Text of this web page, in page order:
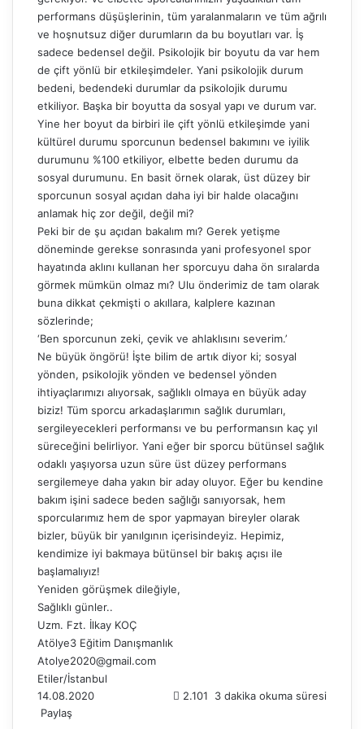
performans düşüşlerinin, tüm yaralanmaların ve tüm ağrılı
ve hoşnutsuz diğer durumların da bu boyutları var. İş
sadece bedensel değil. Psikolojik bir boyutu da var hem
de çift yönlü bir etkileşimdeler. Yani psikolojik durum
bedeni, bedendeki durumlar da psikolojik durumu
etkiliyor. Başka bir boyutta da sosyal yapı ve durum var.
Yine her boyut da birbiri ile çift yönlü etkileşimde yani
kültürel durumu sporcunun bedensel bakımını ve iyilik
durumunu %100 etkiliyor, elbette beden durumu da
sosyal durumunu. En basit örnek olarak, üst düzey bir
sporcunun sosyal açıdan daha iyi bir halde olacağını
anlamak hiç zor değil, değil mi?
Peki bir de şu açıdan bakalım mı? Gerek yetişme
döneminde gerekse sonrasında yani profesyonel spor
hayatında aklını kullanan her sporcuyu daha ön sıralarda
görmek mümkün olmaz mı? Ulu önderimiz de tam olarak
buna dikkat çekmişti o akıllara, kalplere kazınan
sözlerinde;
‘Ben sporcunun zeki, çevik ve ahlaklısını severim.’
Ne büyük öngörü! İşte bilim de artık diyor ki; sosyal
yönden, psikolojik yönden ve bedensel yönden
ihtiyaçlarımızı alıyorsak, sağlıklı olmaya en büyük aday
biziz! Tüm sporcu arkadaşlarımın sağlık durumları,
sergileyecekleri performansı ve bu performansın kaç yıl
süreceğini belirliyor. Yani eğer bir sporcu bütünsel sağlık
odaklı yaşıyorsa uzun süre üst düzey performans
sergilemeye daha yakın bir aday oluyor. Eğer bu kendine
bakım işini sadece beden sağlığı sanıyorsak, hem
sporcularımız hem de spor yapmayan bireyler olarak
bizler, büyük bir yanılgının içerisindeyiz. Hepimiz,
kendimize iyi bakmaya bütünsel bir bakış açısı ile
başlamalıyız!
Yeniden görüşmek dileğiyle,
Sağlıklı günler..
Uzm. Fzt. İlkay KOÇ
Atölye3 Eğitim Danışmanlık
Atolye2020@gmail.com
Etiler/İstanbul
14.08.2020
2.101
3 dakika okuma süresi
Paylaş